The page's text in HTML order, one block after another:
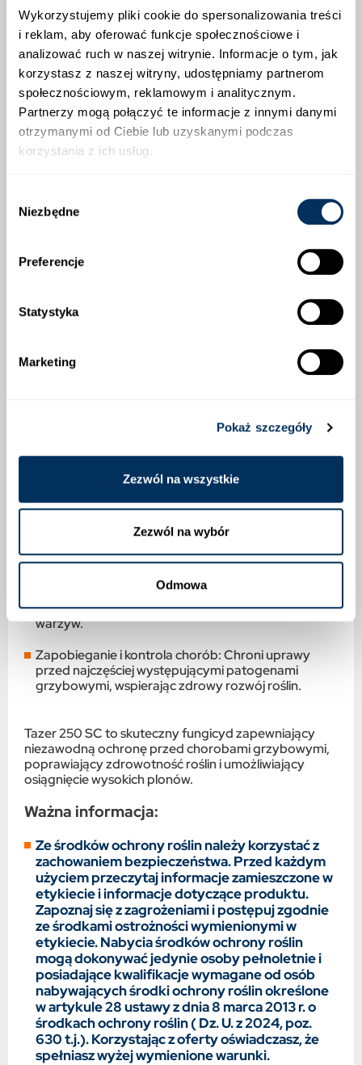
Wykorzystujemy pliki cookie do spersonalizowania treści
i reklam, aby oferować funkcje społecznościowe i
analizować ruch w naszej witrynie. Informacje o tym, jak
korzystasz z naszej witryny, udostępniamy partnerom
społecznościowym, reklamowym i analitycznym.
Partnerzy mogą połączyć te informacje z innymi danymi
otrzymanymi od Ciebie lub uzyskanymi podczas
korzystania z ich usług.
zgody
Niezbędne
Preferencje
Statystyka
Marketing
Pokaż szczegóły
Zezwól na wszystkie
Zezwól na wybór
Odmowa
karłowa jęczmienia, septorioza liści i plew, fuzarioza
kłosów, brunatna plamistość liści, plamistość
siatkowa jęczmienia, rynchosporioza, czerń zbóż.
Rzepak: czerń krzyżowych, szara pleśń, sucha
zgnilizna kapustnych, zgnilizna twardzikowa.
Warzywa: żółta i drobna plamistość liści kukurydzy,
rizoktonioza ziemniaka, rdza szparaga, purpurowa
plamistość pędów, antraknoza fasoli, zaraza
ziemniaka, alternarioza.
Zboża: pszenica ozima, jęczmień ozimy, jęczmień
Kukurydza – brak karencji.
– brak karencji.
Pomidor – 3 dni.
Korzyści ze Stosowania Tazer 250 SC
spektrum chorób grzybowych.
Wszechstronność: Przeznaczony do ochrony
różnych rodzajów upraw, zarówno zbóż, jak i
warzyw.
Zapobieganie i kontrola chorób: Chroni uprawy
przed najczęściej występującymi patogenami
grzybowymi, wspierając zdrowy rozwój roślin.
Tazer 250 SC to skuteczny fungicyd zapewniający
niezawodną ochronę przed chorobami grzybowymi,
poprawiający zdrowotność roślin i umożliwiający
osiągnięcie wysokich plonów.
Ważna informacja:
Ze środków ochrony roślin należy korzystać z
zachowaniem bezpieczeństwa. Przed każdym
użyciem przeczytaj informacje zamieszczone w
etykiecie i informacje dotyczące produktu.
Zapoznaj się z zagrożeniami i postępuj zgodnie
ze środkami ostrożności wymienionymi w
etykiecie. Nabycia środków ochrony roślin
mogą dokonywać jedynie osoby pełnoletnie i
posiadające kwalifikacje wymagane od osób
nabywających środki ochrony roślin określone
w artykule 28 ustawy z dnia 8 marca 2013 r. o
środkach ochrony roślin ( Dz. U. z 2024, poz.
630 t.j.). Korzystając z oferty oświadczasz, że
spełniasz wyżej wymienione warunki.